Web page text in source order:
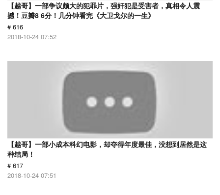
【越哥】一部争议颇大的犯罪片，强奸犯是受害者，真相令人震
撼！豆瓣8 6分！几分钟看完《大卫戈尔的一生》
# 616
2018-10-24 07:52
【越哥】一部小成本科幻电影，却夺得年度最佳，没想到居然是这
种结局！
# 617
2018-10-24 07:51